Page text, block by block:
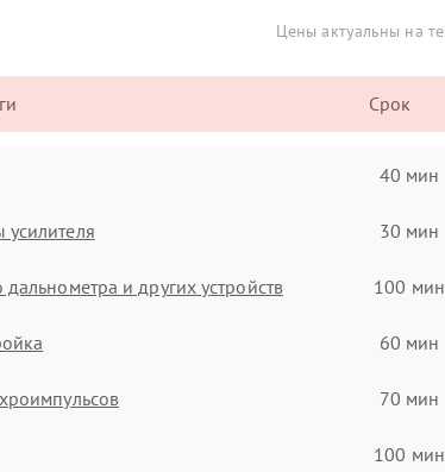
Цены актуальны на
Срок
40 мин
30 мин
и других устройств 100 мин
60 мин
70 мин
100 мин